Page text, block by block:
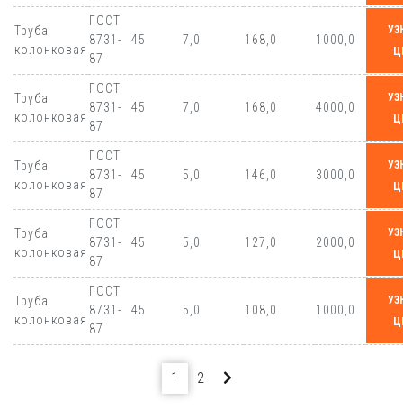
Труба
колонковая
ГОСТ
8731-
87
45 7,0 168,0 1000,0
Труба
колонковая
ГОСТ
8731-
87
45 7,0 168,0 4000,0
Труба
колонковая
ГОСТ
8731-
87
45 5,0 146,0 3000,0
Труба
колонковая
ГОСТ
8731-
87
45 5,0 127,0 2000,0
Труба
колонковая
ГОСТ
8731-
87
45 5,0 108,0 1000,0
1 2